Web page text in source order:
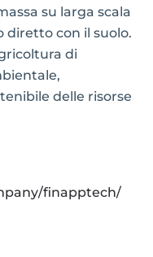
su larga scala
diretto con il suolo.
di
delle risorse
finapptech/